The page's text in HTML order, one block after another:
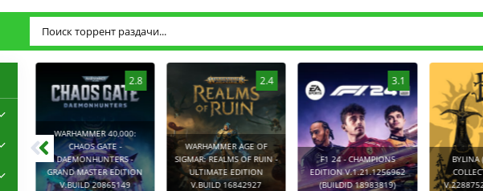
2.8
WARHAMMER 40,000:
CHAOS GATE -
DAEMONHUNTERS -
GRAND MASTER EDITION
V.BUILD 20865149
2.4
WARHAMMER AGE OF
SIGMAR: REALMS OF RUIN -
ULTIMATE EDITION
V.BUILD 16842927
3.1
F1 24 - CHAMPIONS
EDITION V.1.21.1256962
(BUILDID 18983819)
BYLINA